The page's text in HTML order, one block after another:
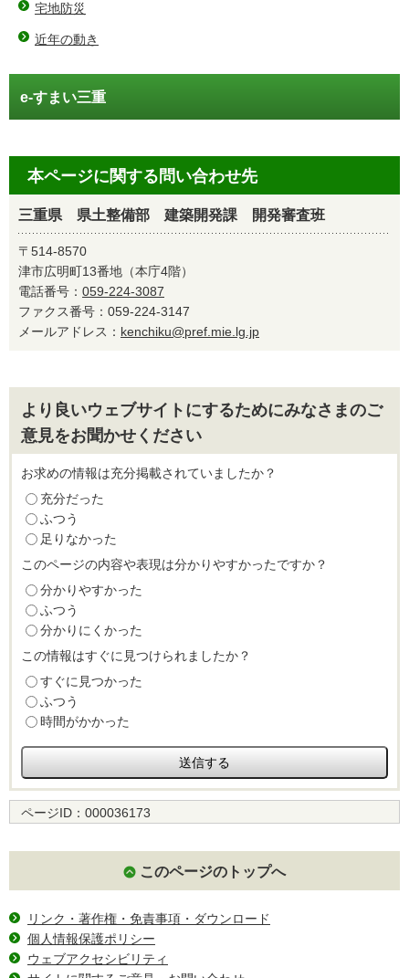
宅地防災
近年の動き
e-すまい三重
本ページに関する問い合わせ先
三重県 県土整備部 建築開発課 開発審査班
〒514-8570
津市広明町13番地（本庁4階）
電話番号： 059-224-3087
ファクス番号：059-224-3147
メールアドレス： kenchiku@pref.mie.lg.jp
より良いウェブサイトにするためにみなさまのご
意見をお聞かせください
お求めの情報は充分掲載されていましたか？
充分だった
ふつう
足りなかった
このページの内容や表現は分かりやすかったですか？
分かりやすかった
ふつう
分かりにくかった
この情報はすぐに見つけられましたか？
すぐに見つかった
ふつう
時間がかかった
ページID： 000036173
このページのトップへ
リンク・著作権・免責事項・ダウンロード
個人情報保護ポリシー
ウェブアクセシビリティ